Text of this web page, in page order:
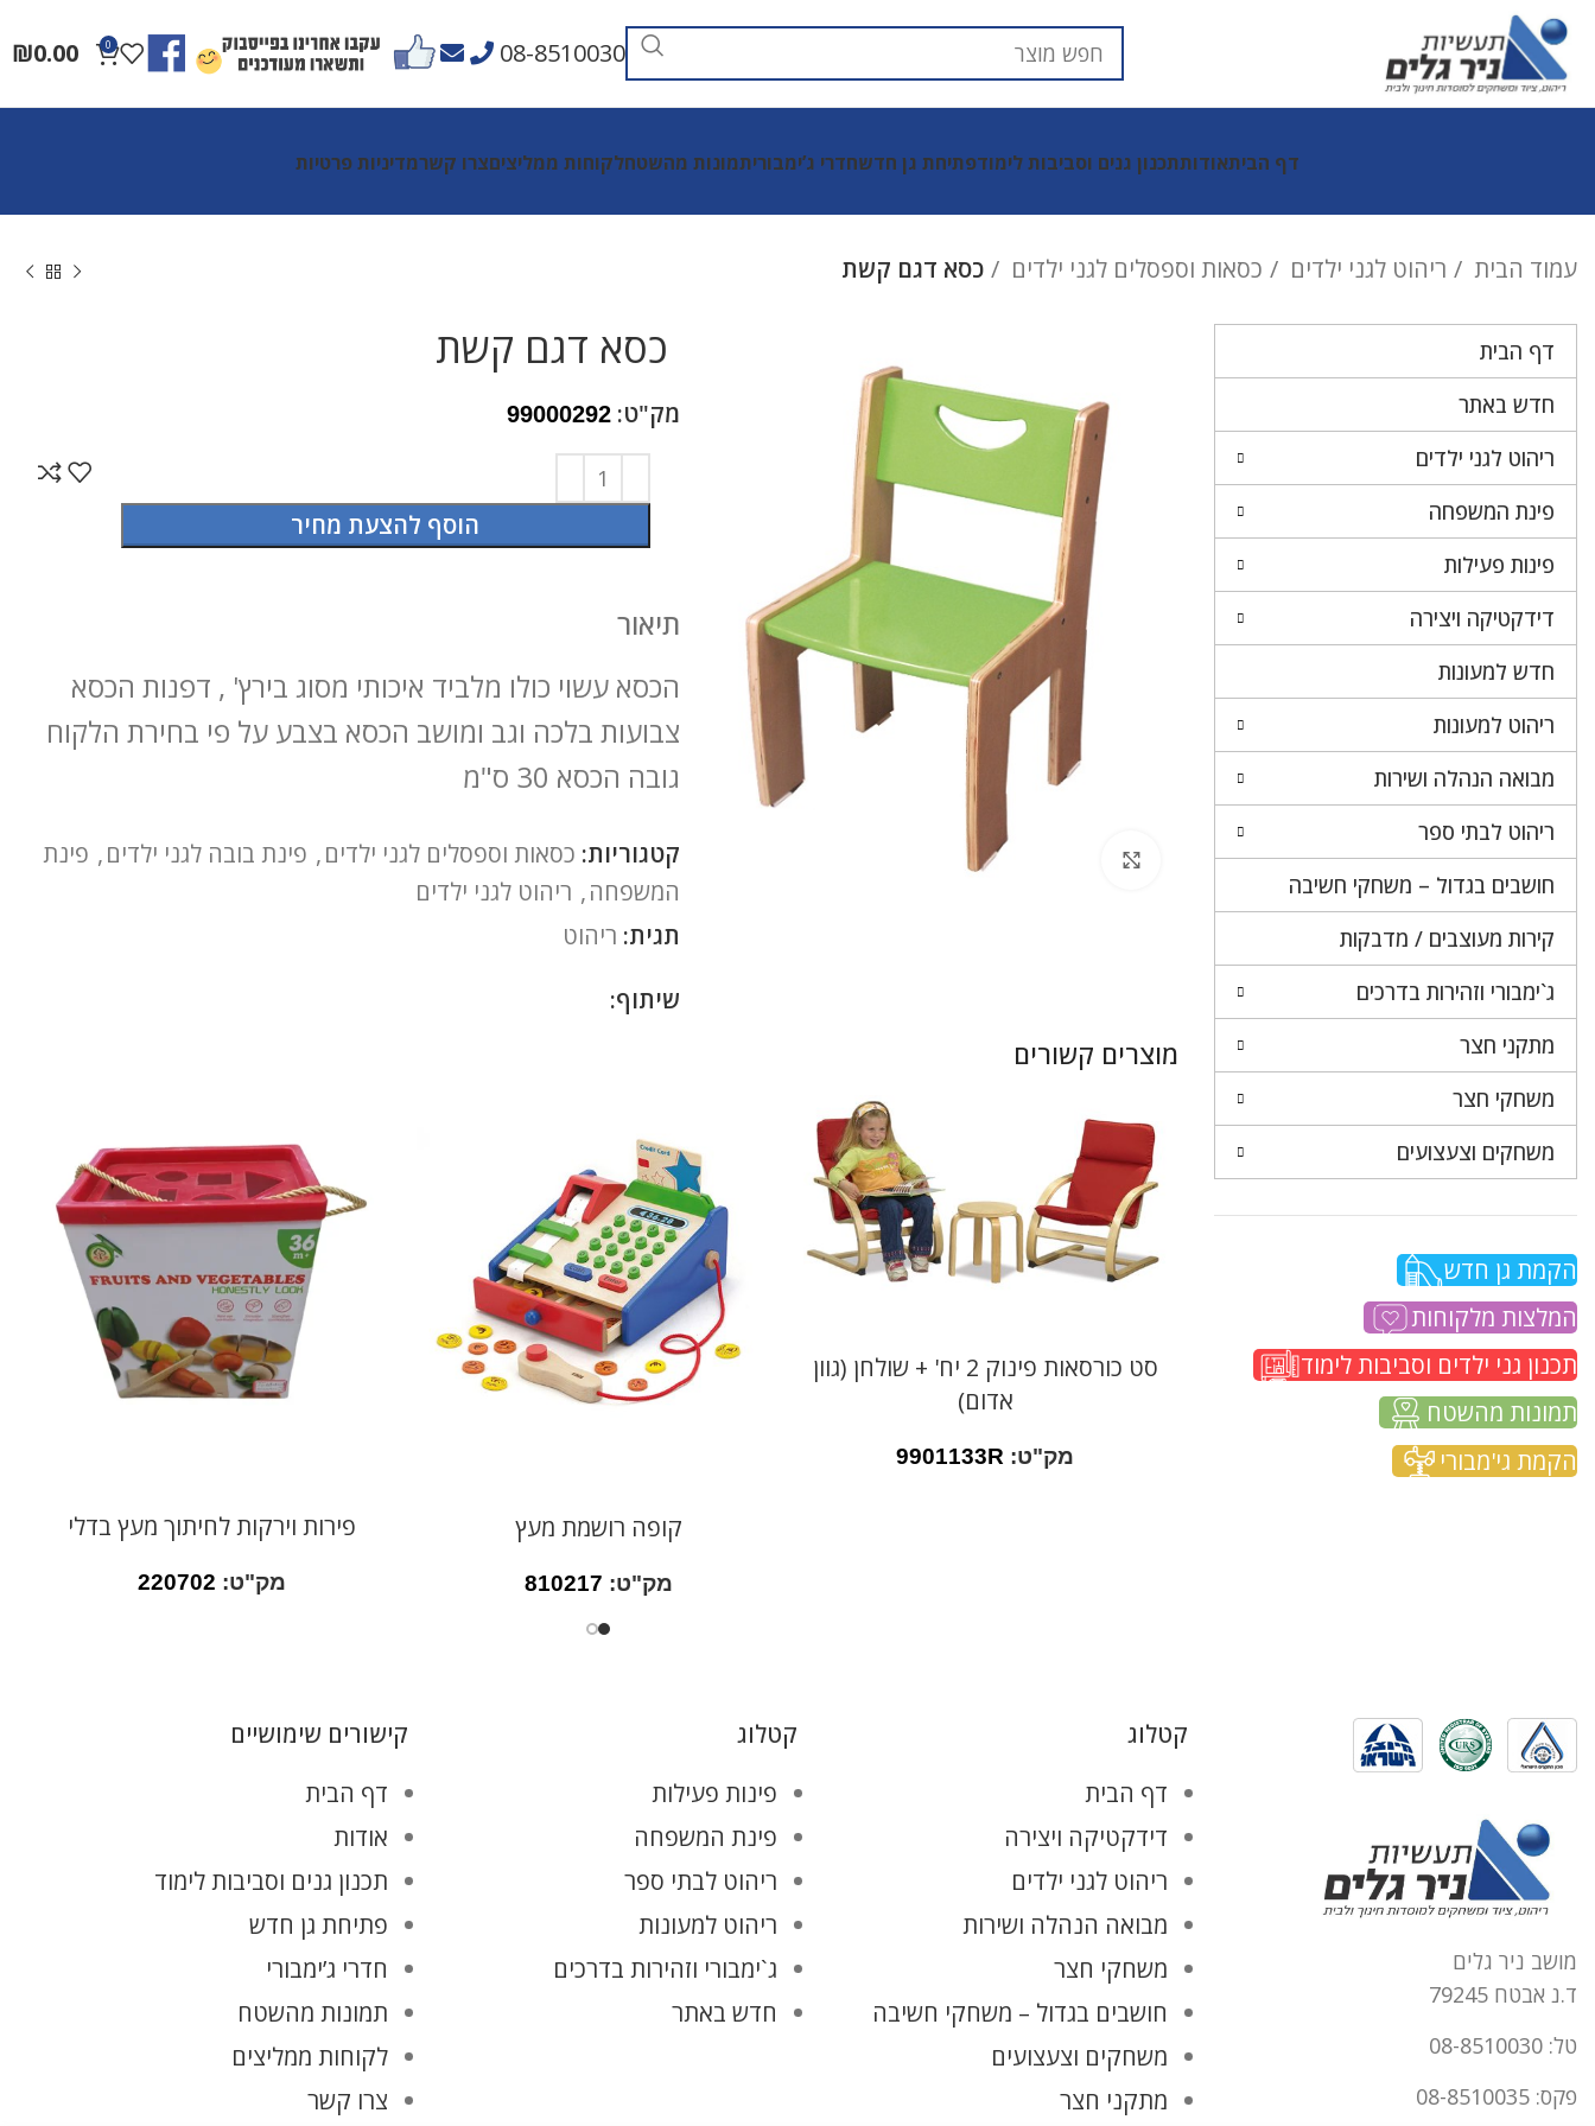
08-8510030
0
₪0.00
דף הביתאודותתכנון גנים וסביבות לימודפתיחת גן חדשחדרי ג’ימבוריתמונות מהשטחלקוחות ממליציםצרו קשרמדיניות פרטיות
עמוד הבית ריהוט לגני ילדים כסאות וספסלים לגני ילדים כסא דגם קשת
דף הבית
חדש באתר
ריהוט לגני ילדים
פינת המשפחה
פינות פעילות
דידקטיקה ויצירה
חדש למעונות
ריהוט למעונות
מבואה הנהלה ושירות
ריהוט לבתי ספר
חושבים בגדול – משחקי חשיבה
קירות מעוצבים / מדבקות
ג`ימבורי וזהירות בדרכים
מתקני חצר
משחקי חצר
משחקים וצעצועים
הקמת גן חדש
המלצות מלקוחות
תכנון גני ילדים וסביבות לימוד
תמונות מהשטח
הקמת גי'מבורי
לחץ להגדלה
כסא דגם קשת
מק"ט: 99000292
הוסף להצעת מחיר
תיאור
הכסא עשוי כולו מלביד איכותי מסוג בירץ' , דפנות הכסא
צבועות בלכה וגב ומושב הכסא בצבע על פי בחירת הלקוח
גובה הכסא 30 ס"מ
קטגוריות: כסאות וספסלים לגני ילדים, פינת בובה לגני ילדים, פינת
המשפחה, ריהוט לגני ילדים
תגית: ריהוט
שיתוף:
מוצרים קשורים
סט כורסאות פינוק 2 יח' + שולחן (גוון
אדום)
מק"ט: 9901133R
קופה רושמת מעץ
מק"ט: 810217
פירות וירקות לחיתוך מעץ בדלי
מק"ט: 220702
מושב ניר גלים
ד.נ אבטח 79245
טל: 08-8510030
פקס: 08-8510035
קטלוג
דף הבית
דידקטיקה ויצירה
ריהוט לגני ילדים
מבואה הנהלה ושירות
משחקי חצר
חושבים בגדול – משחקי חשיבה
משחקים וצעצועים
מתקני חצר
קטלוג
פינות פעילות
פינת המשפחה
ריהוט לבתי ספר
ריהוט למעונות
ג`ימבורי וזהירות בדרכים
חדש באתר
קישורים שימושיים
דף הבית
אודות
תכנון גנים וסביבות לימוד
פתיחת גן חדש
חדרי ג’ימבורי
תמונות מהשטח
לקוחות ממליצים
צרו קשר